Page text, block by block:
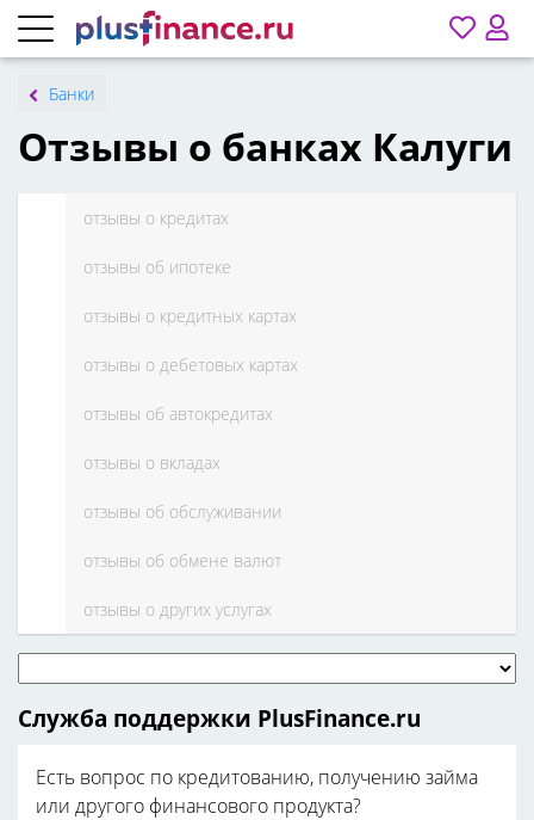
Банки
Отзывы о банках Калуги
отзывы о кредитах
отзывы об ипотеке
отзывы о кредитных картах
отзывы о дебетовых картах
отзывы об автокредитах
отзывы о вкладах
отзывы об обслуживании
отзывы об обмене валют
отзывы о других услугах
Служба поддержки PlusFinance.ru
Есть вопрос по кредитованию, получению займа
или другого финансового продукта?